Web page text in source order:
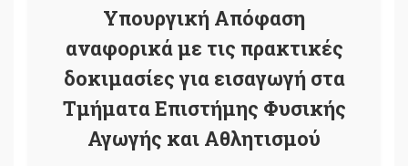
Υπουργική Απόφαση
αναφορικά με τις πρακτικές
δοκιμασίες για εισαγωγή στα
Τμήματα Επιστήμης Φυσικής
Αγωγής και Αθλητισμού